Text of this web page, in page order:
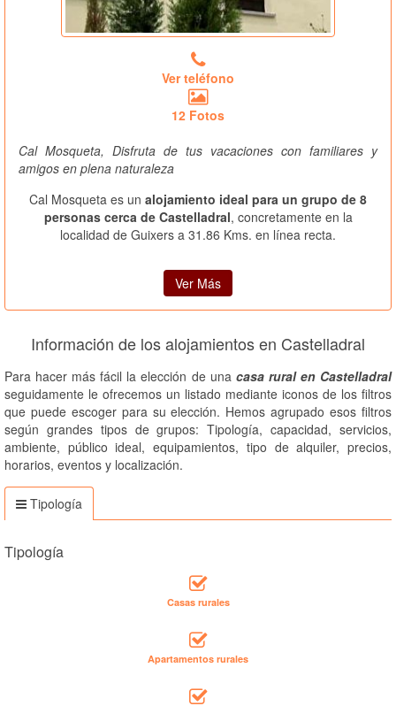
Ver teléfono
12 Fotos
Cal Mosqueta, Disfruta de tus vacaciones con familiares y
amigos en plena naturaleza
Cal Mosqueta es un alojamiento ideal para un grupo de 8
personas cerca de Castelladral, concretamente en la
localidad de Guixers a 31.86 Kms. en línea recta.
Ver Más
Información de los alojamientos en Castelladral
Para hacer más fácil la elección de una casa rural en Castelladral
seguidamente le ofrecemos un listado mediante iconos de los filtros
que puede escoger para su elección. Hemos agrupado esos filtros
según grandes tipos de grupos: Tipología, capacidad, servicios,
ambiente, público ideal, equipamientos, tipo de alquiler, precios,
horarios, eventos y localización.
Tipología
Tipología
Casas rurales
Apartamentos rurales